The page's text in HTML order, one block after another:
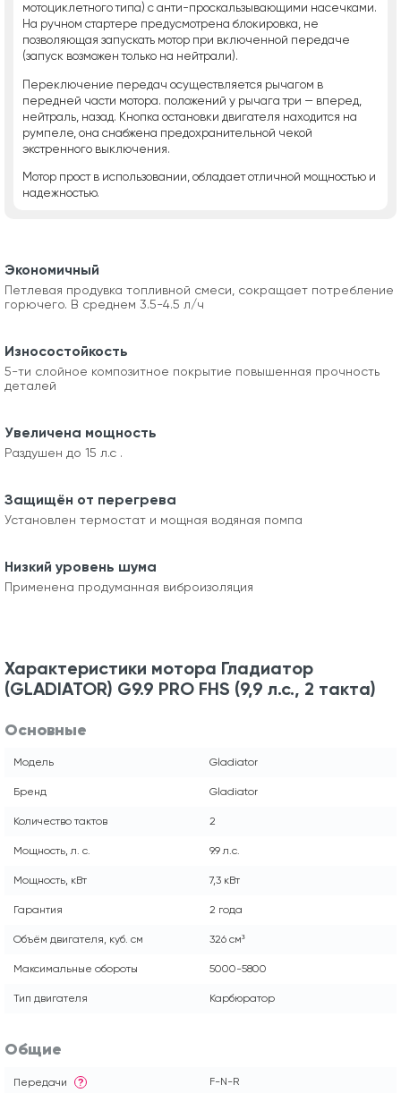
мотоциклетного типа) с анти-проскальзывающими насечками.
На ручном стартере предусмотрена блокировка, не
позволяющая запускать мотор при включенной передаче
(запуск возможен только на нейтрали).
Переключение передач осуществляется рычагом в
передней части мотора. положений у рычага три — вперед,
нейтраль, назад. Кнопка остановки двигателя находится на
румпеле, она снабжена предохранительной чекой
экстренного выключения.
Мотор прост в использовании, обладает отличной мощностью и
надежностью.
Экономичный
Петлевая продувка топливной смеси, сокращает потребление
горючего. В среднем 3.5-4.5 л/ч
Износостойкость
5-ти слойное композитное покрытие повышенная прочность
деталей
Увеличена мощность
Раздушен до 15 л.с .
Защищён от перегрева
Установлен термостат и мощная водяная помпа
Низкий уровень шума
Применена продуманная виброизоляция
Характеристики мотора Гладиатор
(GLADIATOR) G9.9 PRO FHS (9,9 л.с., 2 такта)
Основные
Модель Gladiator
Бренд Gladiator
Количество тактов 2
Мощность, л. с. 9.9 л.с.
Мощность, кВт 7,3 кВт
Гарантия 2 года
Объём двигателя, куб. см 326 см³
Максимальные обороты 5000-5800
Тип двигателя Карбюратор
Общие
Передачи ? F-N-R